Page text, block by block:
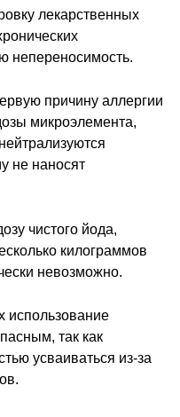
лекарственных
непереносимость.
причину аллергии
микроэлемента,
не наносят
чистого йода,
килограммов
невозможно.
использование
так как
усваиваться из-за